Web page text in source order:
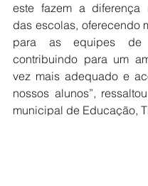
este fazem a diferença
das escolas, oferecendo
para as equipes de
contribuindo para um
vez mais adequado e
nossos alunos”,
municipal de Educação,